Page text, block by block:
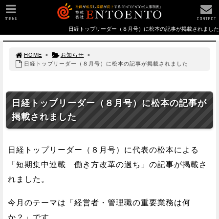
日経トップリーダー（８月号）に松本の記事が掲載されました
HOME > お知らせ >
日経トップリーダー（８月号）に松本の記事が掲載されました
日経トップリーダー（８月号）に松本の記事が
掲載されました
日経トップリーダー（８月号）に代表の松本による
「短期集中連載 働き方改革の過ち」の記事が掲載さ
れました。
今月のテーマは「経営者・管理職の重要業務は何
か？」です。
MENU CONTACT